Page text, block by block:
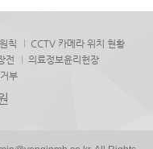
칙
CCTV 카메라 위치 현황
전
의료정보윤리헌장
부